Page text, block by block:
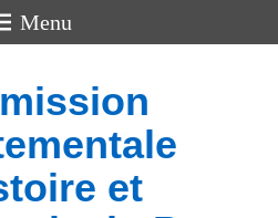
Menu
et